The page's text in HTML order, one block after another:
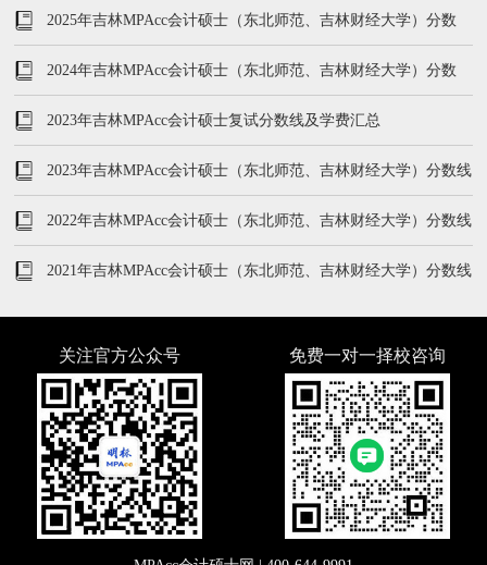
2025年吉林MPAcc会计硕士（东北师范、吉林财经大学）分数
线、学费及学制汇总
2024年吉林MPAcc会计硕士（东北师范、吉林财经大学）分数
线、学费及学制汇总
2023年吉林MPAcc会计硕士复试分数线及学费汇总
2023年吉林MPAcc会计硕士（东北师范、吉林财经大学）分数线
及录取人数
2022年吉林MPAcc会计硕士（东北师范、吉林财经大学）分数线
及录取人数
2021年吉林MPAcc会计硕士（东北师范、吉林财经大学）分数线
及录取人数
关注官方公众号 免费一对一择校咨询